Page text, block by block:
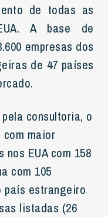
de todas as
A base de
empresas dos
de 47 países
consultoria, o
maior
EUA com 158
com 105
país estrangeiro
listadas (26